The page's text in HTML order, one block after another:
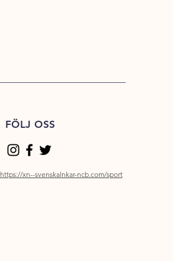
FÖLJ OSS
https://xn--svenskalnkar-ncb.com/sport